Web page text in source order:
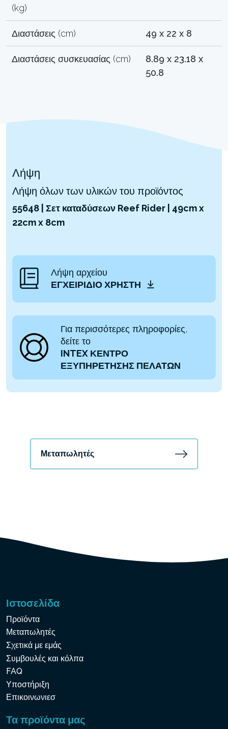
(kg)
Διαστάσεις (cm) 49 x 22 x 8
Διαστάσεις συσκευασίας (cm)
8.89 x 23.18 x
50.8
Λήψη
Λήψη όλων των υλικών του προϊόντος
55648 | Σετ καταδύσεων Reef Rider | 49cm x
22cm x 8cm
Λήψη αρχείου
ΕΓΧΕΙΡΊΔΙΟ ΧΡΉΣΤΗ
Για περισσότερες πληροφορίες,
δείτε το
INTEX ΚΕΝΤΡΟ
ΕΞΥΠΗΡΕΤΗΣΗΣ ΠΕΛΑΤΩΝ
Μεταπωλητές
Ιστοσελίδα
Προϊόντα
Μεταπωλητές
Σχετικά με εμάς
Συμβουλές και κόλπα
FAQ
Υποστήριξη
Επικοινωνιεσ
Τα προϊόντα μας